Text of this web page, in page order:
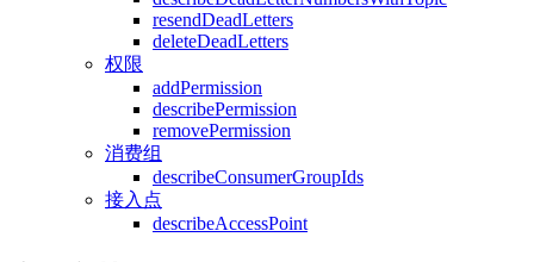
resendDeadLetters
deleteDeadLetters
权限
addPermission
describePermission
removePermission
消费组
describeConsumerGroupIds
接入点
describeAccessPoint